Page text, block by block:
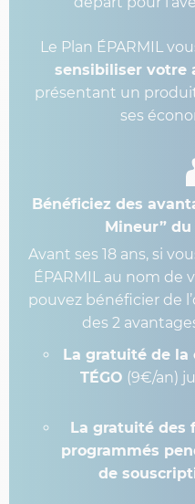
Le Plan ÉPARMIL
sensibiliser votre
présentant un
ses
Bénéficiez des
Mineur” du
Avant ses 18 ans, si
ÉPARMIL au nom de
pouvez bénéficier de
des 2
La gratuité de la
TÉGO (9€/an)
La gratuité des
programmés
de